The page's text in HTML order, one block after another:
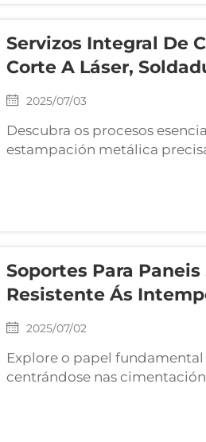
Servizos Integral De
Corte A Láser,
2025/07/03
Descubra os procesos
estampación metálica
Soportes Para
Resistente Ás
2025/07/02
Explore o papel fundamental
centrándose nas